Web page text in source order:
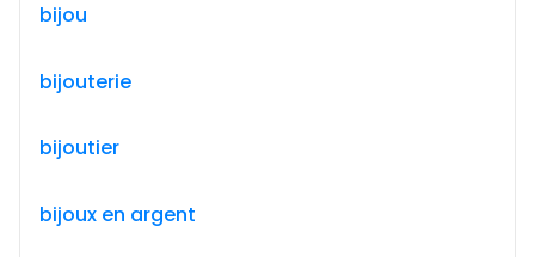
bijou
bijouterie
bijoutier
bijoux en argent